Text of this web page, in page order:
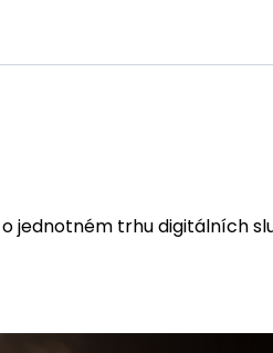
jednotném trhu digitálních